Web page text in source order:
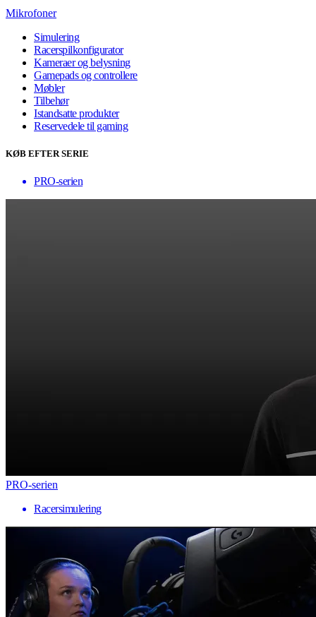
Mikrofoner
Simulering
Racerspilkonfigurator
Kameraer og belysning
Gamepads og controllere
Møbler
Tilbehør
Istandsatte produkter
Reservedele til gaming
KØB EFTER SERIE
PRO-serien
PRO-serien
Racersimulering